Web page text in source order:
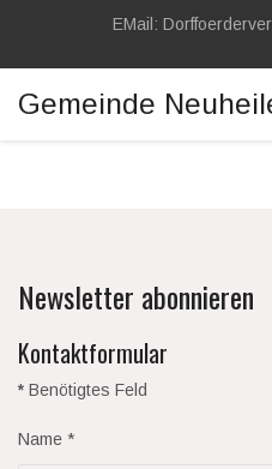
EMail:
Gemeinde
Newsletter abonnieren
Kontaktformular
* Benötigtes Feld
Name *